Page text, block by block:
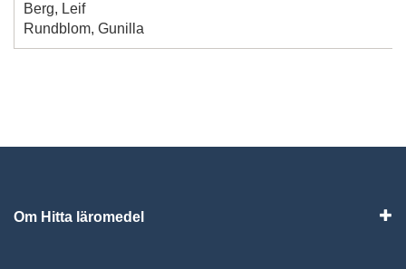
Berg, Leif
Rundblom, Gunilla
Om Hitta läromedel